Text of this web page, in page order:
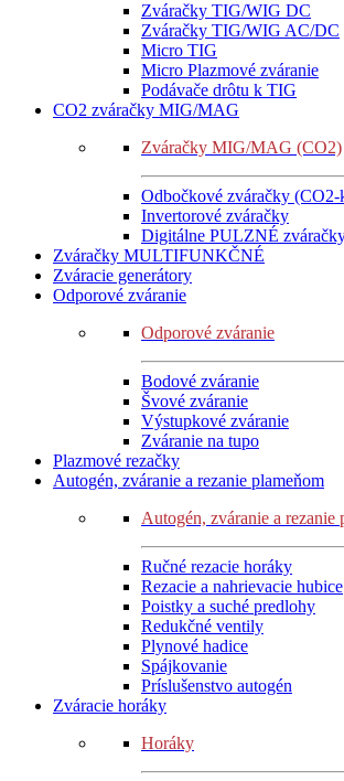
Zváračky TIG/WIG DC
Zváračky TIG/WIG AC/DC
Micro TIG
Micro Plazmové zváranie
Podávače drôtu k TIG
CO2 zváračky MIG/MAG
Zváračky MIG/MAG (CO2)
Odbočkové zváračky
Invertorové zváračky
Digitálne PULZNÉ
Zváračky MULTIFUNKČNÉ
Zváracie generátory
Odporové zváranie
Odporové zváranie
Bodové zváranie
Švové zváranie
Výstupkové zváranie
Zváranie na tupo
Plazmové rezačky
Autogén, zváranie a rezanie plameňom
Autogén, zváranie a rezanie
Ručné rezacie horáky
Rezacie a nahrievacie hubice
Poistky a suché predlohy
Redukčné ventily
Plynové hadice
Spájkovanie
Príslušenstvo autogén
Zváracie horáky
Horáky